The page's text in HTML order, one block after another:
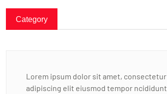
Category
Lorem ipsum dolor sit amet, consectetur
adipiscing elit eiusmod tempor ncididunt